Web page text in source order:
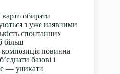
обирати
з уже наявними
спонтанних
більш
повинна
базові і
— уникати